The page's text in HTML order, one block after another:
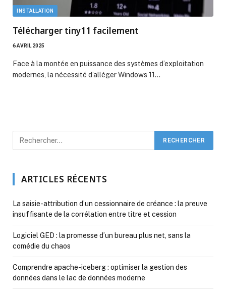
INSTALLATION
Télécharger tiny11 facilement
6 AVRIL 2025
Face à la montée en puissance des systèmes d’exploitation
modernes, la nécessité d’alléger Windows 11…
ARTICLES RÉCENTS
La saisie-attribution d’un cessionnaire de créance : la preuve
insuffisante de la corrélation entre titre et cession
Logiciel GED : la promesse d’un bureau plus net, sans la
comédie du chaos
Comprendre apache-iceberg : optimiser la gestion des
données dans le lac de données moderne